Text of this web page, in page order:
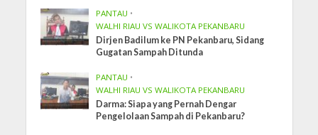
PANTAU •
WALHI RIAU VS WALIKOTA PEKANBARU
Dirjen Badilum ke PN Pekanbaru, Sidang
Gugatan Sampah Ditunda
PANTAU •
WALHI RIAU VS WALIKOTA PEKANBARU
Darma: Siapa yang Pernah Dengar
Pengelolaan Sampah di Pekanbaru?